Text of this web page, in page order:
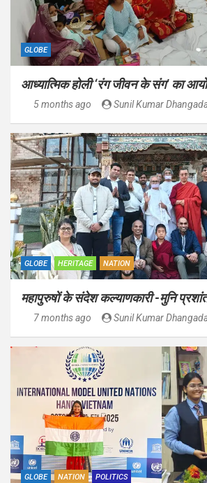
GLOBE
आध्यात्मिक होली ‘रंग जीवन के संग’ का
5 months ago Sunil Kumar
GLOBE HERITAGE NATION
महापुरुषों के संदेश कल्याणकारी -मुनि
7 months ago Sunil Kumar
GLOBE NATION POLITICS